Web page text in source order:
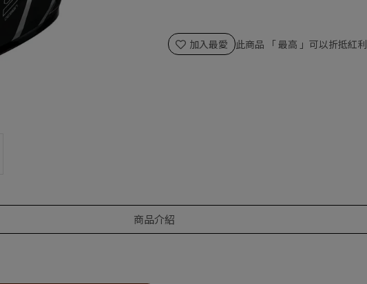
加入最愛 此商品 「 最高 」可以折抵紅利
商品介紹